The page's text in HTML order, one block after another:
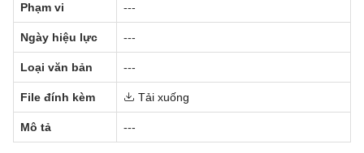
Phạm vi ---
Ngày hiệu lực ---
Loại văn bản ---
File đính kèm Tải xuống
Mô tả ---